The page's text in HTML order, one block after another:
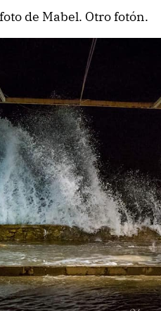
de Mabel. Otro fotón.